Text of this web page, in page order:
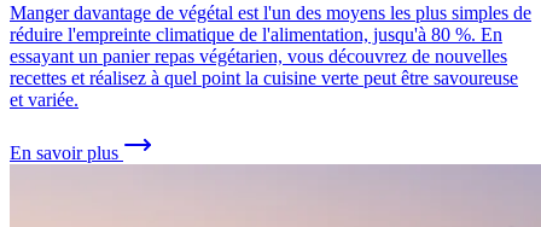
Manger davantage de végétal est l'un des moyens les plus simples de
réduire l'empreinte climatique de l'alimentation, jusqu'à 80 %. En
essayant un panier repas végétarien, vous découvrez de nouvelles
recettes et réalisez à quel point la cuisine verte peut être savoureuse
et variée.
En savoir plus